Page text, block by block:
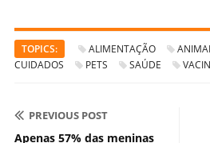
TOPICS: ALIMENTAÇÃO
CUIDADOS
PETS SAÚDE
PREVIOUS POST
Apenas 57% das meninas